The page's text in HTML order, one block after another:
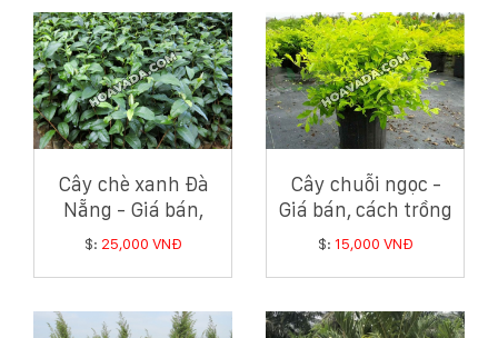
Cây chè xanh Đà
Nẵng - Giá bán,
cách trồng và
$: 25,000 VNĐ
Cây chuỗi ngọc -
Giá bán, cách trồng
và chăm sóc cây
$: 15,000 VNĐ